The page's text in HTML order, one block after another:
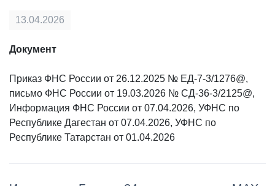
13.04.2026
Документ
Приказ ФНС России от 26.12.2025 № ЕД-7-3/1276@,
письмо ФНС России от 19.03.2026 № СД-36-3/2125@,
Информация ФНС России от 07.04.2026, УФНС по
Республике Дагестан от 07.04.2026, УФНС по
Республике Татарстан от 01.04.2026